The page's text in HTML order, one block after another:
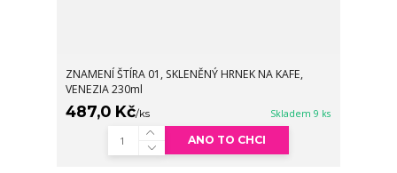
ZNAMENÍ ŠTÍRA 01, SKLENĚNÝ HRNEK NA KAFE,
VENEZIA 230ml
487,0 Kč/ks Skladem 9 ks
ANO TO CHCI